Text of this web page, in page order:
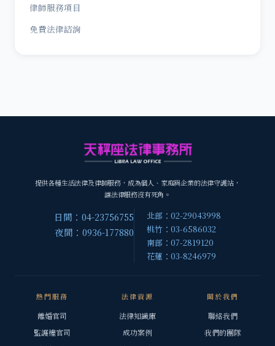
律師服務項目
免費法律諮詢
提供各種生活法律及律師服務，成為個人、家庭與企業的法律守護站，
讓法律服務沒有死角。
日間：04-23756755
夜間：0936-177880
北部：02-29043998
桃竹：03-6586032
南部：07-2819120
花蓮：03-8246979
熱門服務
離婚官司
監護權官司
法律資源
法律知識庫
成功案例
關於我們
聯絡我們
我們的團隊